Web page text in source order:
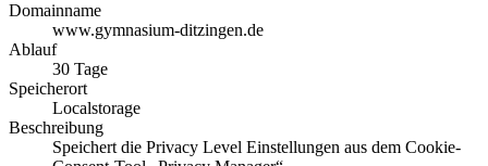
Domainname
www.gymnasium-ditzingen.de
Ablauf
30 Tage
Speicherort
Localstorage
Beschreibung
Speichert die Privacy Level Einstellungen aus dem Cookie-